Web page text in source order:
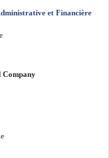
et Financière
Company